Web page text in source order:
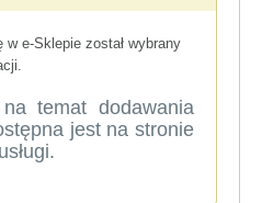
e-Sklepie został wybrany
temat dodawania
jest na stronie
.